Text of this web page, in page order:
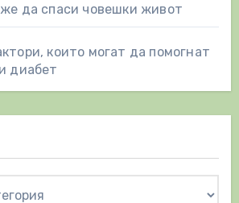
да спаси човешки живот
които могат да помогнат
диабет